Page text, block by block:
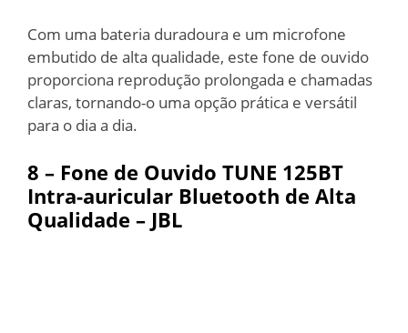
Com uma bateria duradoura e um microfone
embutido de alta qualidade, este fone de ouvido
proporciona reprodução prolongada e chamadas
claras, tornando-o uma opção prática e versátil
para o dia a dia.
8 – Fone de Ouvido TUNE 125BT
Intra-auricular Bluetooth de Alta
Qualidade – JBL